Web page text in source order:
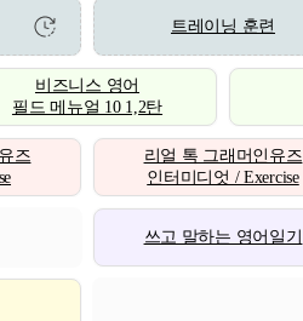
트레이닝 훈련
비즈니스 영어
필드 메뉴얼 10 1,2탄
즈
리얼 톡 그래머인유즈
인터미디엇 / Exercise
쓰고 말하는 영어일기